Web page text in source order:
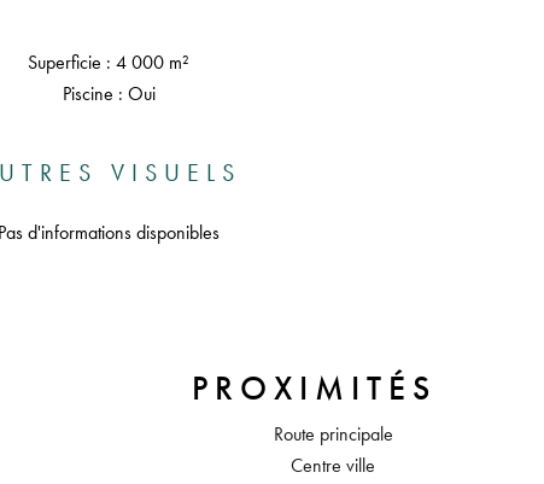
Superficie : 4 000 m²
Piscine : Oui
VISUELS
Pas d'informations disponibles
PROXIMITÉS
Route principale
Centre ville